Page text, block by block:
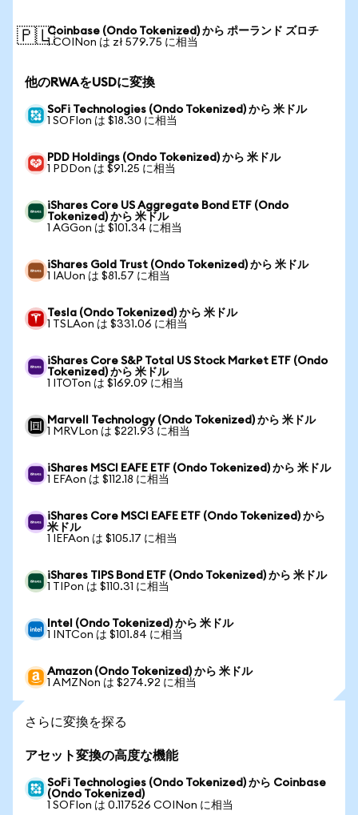
🇵🇱Coinbase (Ondo Tokenized) から ポーランド ズロチ
1 COINon は zł 579.75 に相当
他のRWAをUSDに変換
SoFi Technologies (Ondo Tokenized) から 米ドル
1 SOFIon は $18.30 に相当
PDD Holdings (Ondo Tokenized) から 米ドル
1 PDDon は $91.25 に相当
iShares Core US Aggregate Bond ETF (Ondo
Tokenized) から 米ドル
1 AGGon は $101.34 に相当
iShares Gold Trust (Ondo Tokenized) から 米ドル
1 IAUon は $81.57 に相当
Tesla (Ondo Tokenized) から 米ドル
1 TSLAon は $331.06 に相当
iShares Core S&P Total US Stock Market ETF (Ondo
Tokenized) から 米ドル
1 ITOTon は $169.09 に相当
Marvell Technology (Ondo Tokenized) から 米ドル
1 MRVLon は $221.93 に相当
iShares MSCI EAFE ETF (Ondo Tokenized) から 米ドル
1 EFAon は $112.18 に相当
iShares Core MSCI EAFE ETF (Ondo Tokenized) から
米ドル
1 IEFAon は $105.17 に相当
iShares TIPS Bond ETF (Ondo Tokenized) から 米ドル
1 TIPon は $110.31 に相当
Intel (Ondo Tokenized) から 米ドル
1 INTCon は $101.84 に相当
Amazon (Ondo Tokenized) から 米ドル
1 AMZNon は $274.92 に相当
さらに変換を探る
アセット変換の高度な機能
SoFi Technologies (Ondo Tokenized) から Coinbase
(Ondo Tokenized)
1 SOFIon は 0.117526 COINon に相当